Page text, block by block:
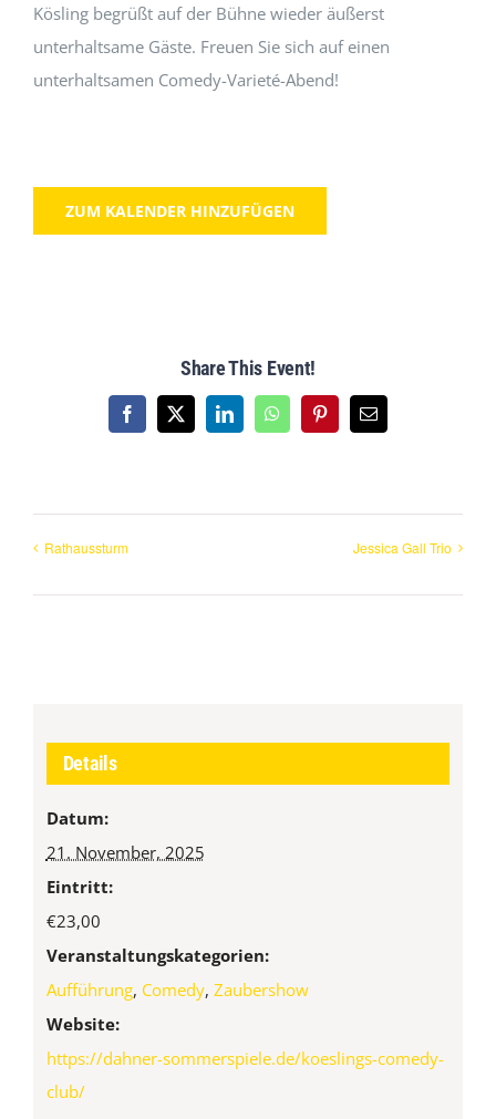
Kösling begrüßt auf der Bühne wieder äußerst
unterhaltsame Gäste. Freuen Sie sich auf einen
unterhaltsamen Comedy-Varieté-Abend!
ZUM KALENDER HINZUFÜGEN
Share This Event!
Facebook
X LinkedInWhatsAppPinterestEmail
Rathaussturm Jessica Gall Trio
Details
Datum:
21. November, 2025
Eintritt:
€23,00
Veranstaltungskategorien:
Aufführung, Comedy, Zaubershow
Website:
https://dahner-sommerspiele.de/koeslings-comedy-
club/